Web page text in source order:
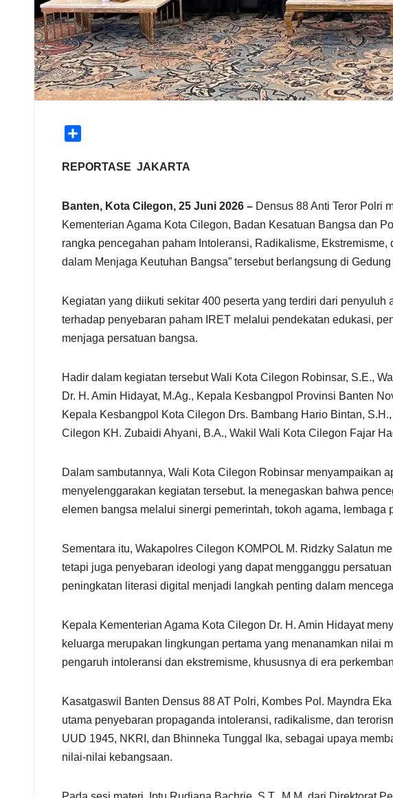
a
REPORTASE JAKARTA
Banten, Kota Cilegon, 25 Juni 2026 – Densus 88 Anti Teror Polri
Kementerian Agama Kota Cilegon, Badan Kesatuan Bangsa dan
rangka pencegahan paham Intoleransi, Radikalisme,
dalam Menjaga Keutuhan Bangsa” tersebut berlangsung di
Kegiatan yang diikuti sekitar 400 peserta yang terdiri dari
terhadap penyebaran paham IRET melalui pendekatan edukasi,
menjaga persatuan bangsa.
Hadir dalam kegiatan tersebut Wali Kota Cilegon Robinsar, S.E.,
Dr. H. Amin Hidayat, M.Ag., Kepala Kesbangpol Provinsi Banten
Kepala Kesbangpol Kota Cilegon Drs. Bambang Hario Bintan,
Cilegon KH. Zubaidi Ahyani, B.A., Wakil Wali Kota Cilegon Fajar
Dalam sambutannya, Wali Kota Cilegon Robinsar menyampaikan
menyelenggarakan kegiatan tersebut. Ia menegaskan bahwa
elemen bangsa melalui sinergi pemerintah, tokoh agama, lembaga
Sementara itu, Wakapolres Cilegon KOMPOL M. Ridzky Salatun
tetapi juga penyebaran ideologi yang dapat mengganggu
peningkatan literasi digital menjadi langkah penting dalam
Kepala Kementerian Agama Kota Cilegon Dr. H. Amin Hidayat
keluarga merupakan lingkungan pertama yang menanamkan nilai
pengaruh intoleransi dan ekstremisme, khususnya di era
Kasatgaswil Banten Densus 88 AT Polri, Kombes Pol. Mayndra
utama penyebaran propaganda intoleransi, radikalisme, dan
UUD 1945, NKRI, dan Bhinneka Tunggal Ika, sebagai upaya
nilai-nilai kebangsaan.